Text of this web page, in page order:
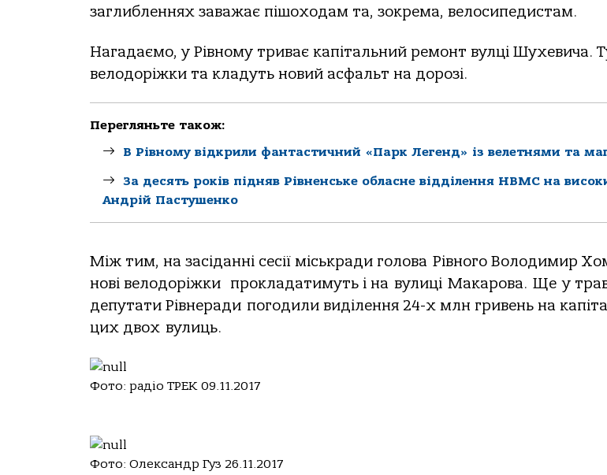
заглибленнях заважає пішоходам та, зокрема, велосипедистам.
Нагадаємо, у Рівному триває капітальний ремонт вулці Шухевича.
велодоріжки та кладуть новий асфальт на дорозі.
Перегляньте також:
В Рівному відкрили фантастичний «Парк Легенд» із велетнями та
За десять років підняв Рівненське обласне відділення НВМС на
Андрій Пастушенко
Між тим, на засіданні сесії міськради голова Рівного Володимир
нові велодоріжки прокладатимуть і на вулиці Макарова. Ще у
депутати Рівнеради погодили виділення 24-х млн гривень на
цих двох вулиць.
Фото: радіо ТРЕК 09.11.2017
Фото: Олександр Гуз 26.11.2017